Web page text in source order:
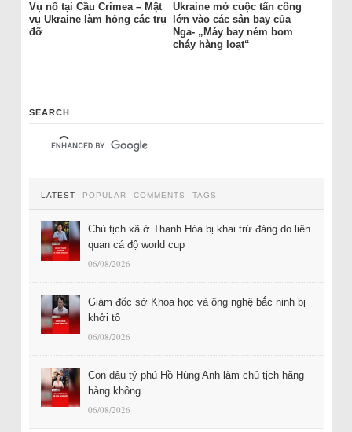
Vụ nổ tại Cầu Crimea – Mật
vụ Ukraine làm hỏng các trụ
đỡ
Ukraine mở cuộc tấn công
lớn vào các sân bay của
Nga- „Máy bay ném bom
cháy hàng loạt“
SEARCH
LATEST POPULAR COMMENTS TAGS
Chủ tịch xã ở Thanh Hóa bị khai trừ đảng do liên
quan cá độ world cup
06/08/2026
Giám đốc sở Khoa học và ông nghệ bắc ninh bị
khởi tố
06/08/2026
Con dâu tỷ phú Hồ Hùng Anh làm chủ tịch hãng
hàng không
06/08/2026